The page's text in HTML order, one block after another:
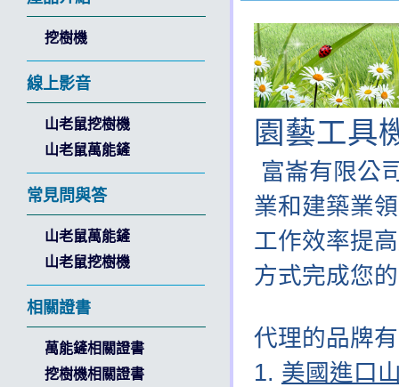
挖樹機
線上影音
山老鼠挖樹機
山老鼠萬能鏟
常見問與答
山老鼠萬能鏟
山老鼠挖樹機
相關證書
萬能鏟相關證書
挖樹機相關證書
園藝工具
富崙有限公
業和建築業
工作效率提
方式完成您
代理的品牌
1. 美國進口